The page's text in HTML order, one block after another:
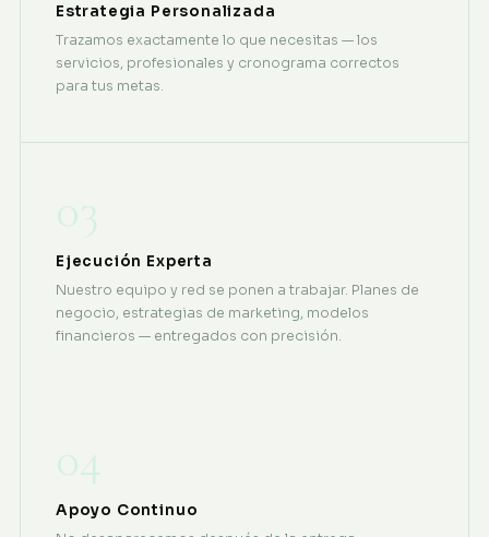
Estrategia Personalizada
Trazamos exactamente lo que necesitas — los
servicios, profesionales y cronograma correctos
para tus metas.
03
Ejecución Experta
Nuestro equipo y red se ponen a trabajar. Planes de
negocio, estrategias de marketing, modelos
financieros — entregados con precisión.
04
Apoyo Continuo